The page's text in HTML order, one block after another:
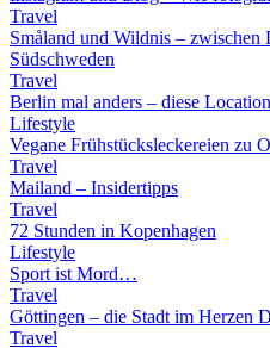
Travel
Småland und Wildnis – zwischen
Südschweden
Travel
Berlin mal anders – diese
Lifestyle
Vegane Frühstücksleckereien zu
Travel
Mailand – Insidertipps
Travel
72 Stunden in Kopenhagen
Lifestyle
Sport ist Mord…
Travel
Göttingen – die Stadt im Herzen
Travel